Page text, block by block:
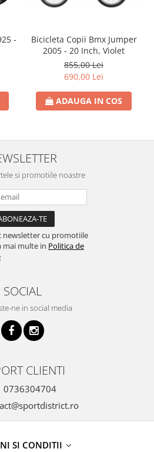
-
Bicicleta Copii Bmx Jumper
2005 - 20 Inch, Violet
855,00 Lei
690,00 Lei
ADAUGA IN COS
si promotiile noastre
newsletter cu promotiile
mai multe in Politica de
SOCIAL
ne in social media
CLIENTI
0736304704
SI CONDITII